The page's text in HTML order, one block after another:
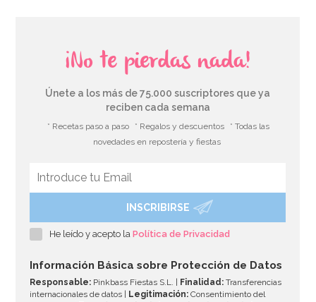
Decoración Niña de Comunión Sentada 11,5cm
¡No te pierdas nada!
Únete a los más de 75.000 suscriptores que ya
reciben cada semana
* Recetas paso a paso * Regalos y descuentos
* Todas las
novedades en repostería y fiestas
INSCRIBIRSE
He leído y acepto laPolítica de Privacidad
Información Básica sobre Protección de Datos
Responsable: Pinkbass Fiestas S.L. | Finalidad: Transferencias
internacionales de datos |
Legitimación: Consentimiento del